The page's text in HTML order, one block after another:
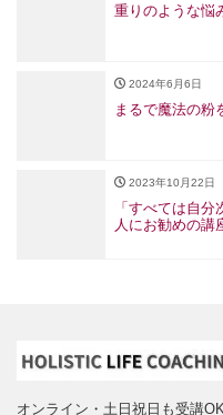
重りのような悩
2024年6月6日
まるで魔法の粉
2023年10月22日
「すべては自
人にお勧めの講
オンライン・土日祝日も受講